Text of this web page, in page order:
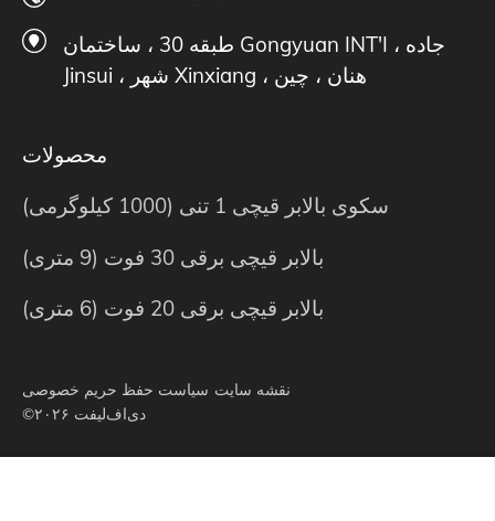
طبقه 30 ، ساختمان Gongyuan INT'I ، جاده
Jinsui ، شهر Xinxiang ، هنان ، چین
محصولات
سکوی بالابر قیچی 1 تنی (1000 کیلوگرمی)
بالابر قیچی برقی 30 فوت (9 متری)
بالابر قیچی برقی 20 فوت (6 متری)
نقشه سایت سیاست حفظ حریم خصوصی
©۲۰۲۶ دی‌اف‌لیفت